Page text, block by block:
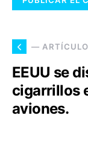
—
EEUU se
cigarrillos
aviones.